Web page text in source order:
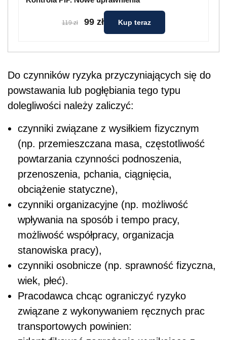
119 zł 99 zł Kup teraz
Do czynników ryzyka przyczyniających się do
powstawania lub pogłębiania tego typu
dolegliwości należy zaliczyć:
czynniki związane z wysiłkiem fizycznym
(np. przemieszczana masa, częstotliwość
powtarzania czynności podnoszenia,
przenoszenia, pchania, ciągnięcia,
obciążenie statyczne),
czynniki organizacyjne (np. możliwość
wpływania na sposób i tempo pracy,
możliwość współpracy, organizacja
stanowiska pracy),
czynniki osobnicze (np. sprawność fizyczna,
wiek, płeć).
Pracodawca chcąc ograniczyć ryzyko
związane z wykonywaniem ręcznych prac
transportowych powinien: